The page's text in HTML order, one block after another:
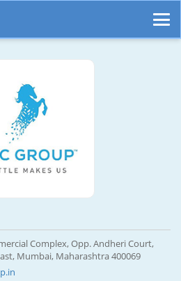
Complex, Opp. Andheri Court,
Mumbai, Maharashtra 400069